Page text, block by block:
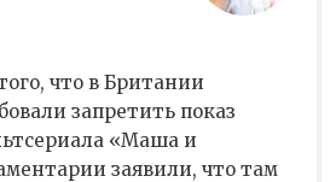
что в Британии
запретить показ
«Маша и
заявили, что там